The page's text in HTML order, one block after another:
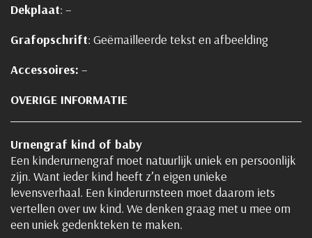
Dekplaat: –
Grafopschrift: Geëmailleerde tekst en afbeelding
Accessoires: –
OVERIGE INFORMATIE
Urnengraf kind of baby
Een kinderurnengraf moet natuurlijk uniek en persoonlijk
zijn. Want ieder kind heeft z’n eigen unieke
levensverhaal. Een kinderurnsteen moet daarom iets
vertellen over uw kind. We denken graag met u mee om
een uniek gedenkteken te maken.